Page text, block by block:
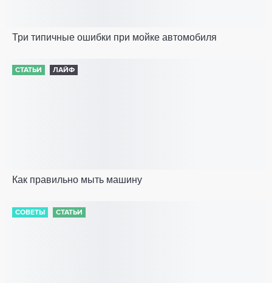
Три типичные ошибки при мойке автомобиля
СТАТЬИ ЛАЙФ
Как правильно мыть машину
СОВЕТЫ СТАТЬИ